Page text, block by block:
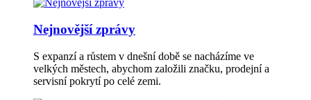
Nejnovější zprávy
S expanzí a růstem v dnešní době se nacházíme ve
velkých městech, abychom založili značku, prodejní a
servisní pokrytí po celé zemi.